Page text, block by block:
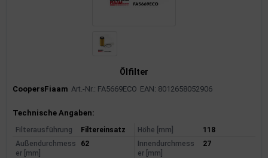
Ölfilter
CoopersFiaam Art.-Nr.: FA5669ECO EAN: 8012658052906
Produktinformationen
Technische Angaben:
Filterausführung Filtereinsatz Höhe [mm]
118
Außendurchmess
er [mm]
62
Innendurchmess
er [mm]
27